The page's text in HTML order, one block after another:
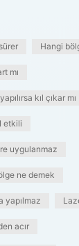
Hangi
mı
kıl çıkar mı
etkili
uygulanmaz
ne demek
yapılmaz
acır